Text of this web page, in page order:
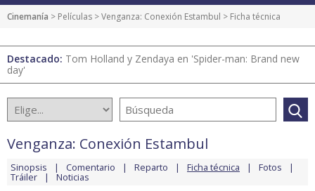
Cinemanía > Películas >Venganza: Conexión Estambul > Ficha técnica
Destacado: Tom Holland y Zendaya en 'Spider-man: Brand new
day'
Venganza: Conexión Estambul
Sinopsis Comentario Reparto Ficha técnica Fotos
Tráiler Noticias